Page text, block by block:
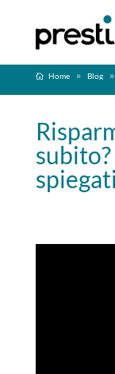
Home Blog